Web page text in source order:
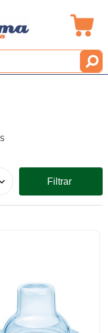
Filtrar